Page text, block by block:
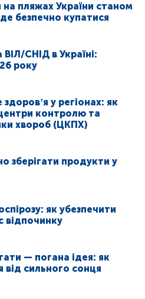
на пляжах України станом
безпечно купатися
СНІД в Україні:
року
у регіонах: як
контролю та
хвороб (ЦКПХ)
зберігати продукти у
як убезпечити
відпочинку
— погана ідея: як
від сильного сонця